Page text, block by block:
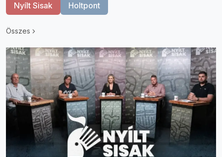
Nyílt Sisak Holtpont
Összes